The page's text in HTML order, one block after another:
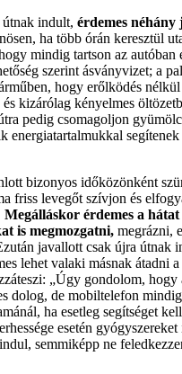
indult, érdemes néhány
ha több órán keresztül
mindig tartson az autóban
szerint ásványvizet; a
hogy erőlködés
és kizárólag kényelmes
pedig csomagoljon
energiatartalmukkal
bizonyos időközönként
friss levegőt szívjon és
Megálláskor érdemes a
is megmozgatni, megrázni,
javallott csak újra útnak
lehet valaki másnak átadni
„Úgy gondolom, hogy
dolog, de mobiltelefon
ha esetleg segítséget
esetén
semmiképp ne